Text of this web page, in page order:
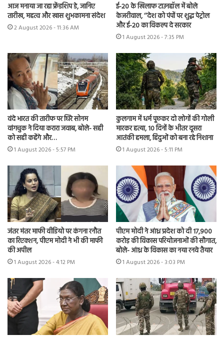
आज मनाया जा रहा फ्रेंडशिप डे, जानिए
तारीख, महत्व और खास शुभकामना संदेश
2 August 2026 - 11:36 AM
ई-20 के खिलाफ टाउनहॉल में बोले
केजरीवाल, ‘‘देश को पंपों पर शुद्ध पेट्रोल
और ई-20 का विकल्प दे सरकार
1 August 2026 - 7:35 PM
वंदे भारत की तारीफ पर घिरे सोनम
वांगचुक ने दिया करारा जवाब, बोले- सही
को सही कहेंगे और…
1 August 2026 - 5:57 PM
कुलगाम में धर्म पूछकर दो लोगों की गोली
मारकर हत्या, 10 दिनों के भीतर दूसरा
आतंकी हमला, हिंदुओं को बना रहे निशाना
1 August 2026 - 5:11 PM
जंतर मंतर माफी वीडियो पर कंगना रनौत
का रिएक्शन, पीएम मोदी ने भी की माफी
की अपील
1 August 2026 - 4:12 PM
पीएम मोदी ने आंध्र प्रदेश को दी 17,900
करोड़ की विकास परियोजनाओं की सौगात,
बोले- आंध्र के विकास का नया रनवे तैयार
1 August 2026 - 3:03 PM